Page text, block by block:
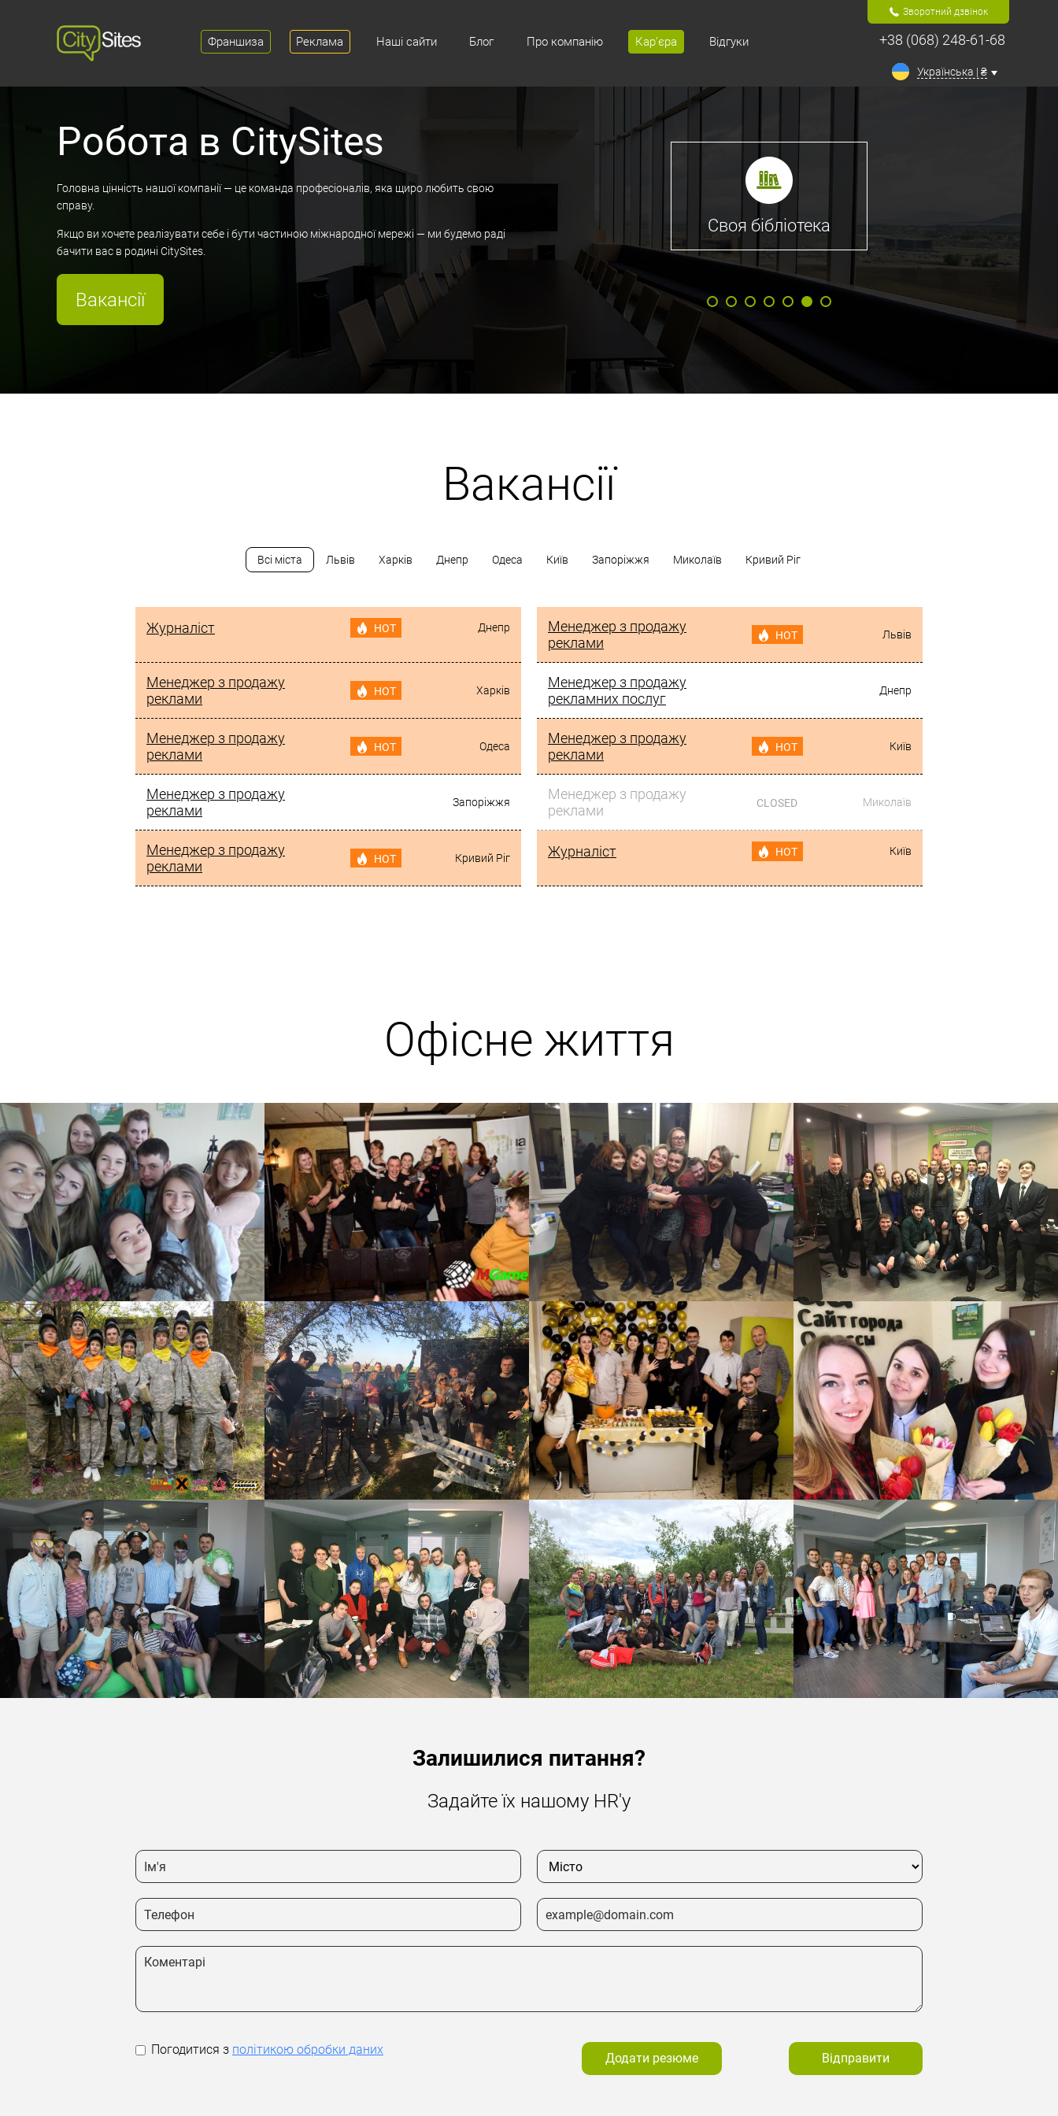
Зворотний дзвінок
+38 (068) 248-61-68
Українська | ₴
Франшиза Реклама Наші сайти Блог Про компанію Кар'єра Відгуки
Робота в CitySites
Головна цінність нашої компанії — це команда професіоналів, яка щиро любить свою
справу.
Якщо ви хочете реалізувати себе і бути частиною міжнародної мережі — ми будемо раді
бачити вас в родині CitySites.
Вакансії
Чай, кава, печиво Своя бібліотека
Вакансії
Всі міста Львів Харків Днепр Одеса Київ Запоріжжя Миколаїв Кривий Ріг
Журналіст HOT Днепр
Менеджер з продажу
реклами
HOT Львів
Менеджер з продажу
реклами
HOT Харків
Менеджер з продажу
рекламних послуг
Днепр
Менеджер з продажу
реклами
HOT Одеса
Менеджер з продажу
реклами
HOT Київ
Менеджер з продажу
реклами
Запоріжжя
Менеджер з продажу
реклами
CLOSED Миколаїв
Менеджер з продажу
реклами
HOT Кривий Ріг Журналіст HOT Київ
Офісне життя
Залишилися питання?
Задайте їх нашому HR'у
Погодитися з політикою обробки даних
Додати резюме Відправити